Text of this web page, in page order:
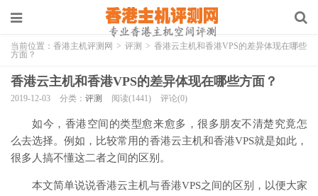
当前位置： 香港主机评测网 > 评测 > 香港云主机和香港VPS的差异体现在哪些
方面？
香港云主机和香港VPS的差异体现在哪些方面？
2019-12-03 分类： 评测 阅读(1441) 评论(0)
如今，香港空间的类型愈来愈多，很多朋友不清楚究竟怎
么去选择。例如，比较常用的香港云主机和香港VPS就是如此，
很多人搞不懂这二者之间的区别。
本文简单说说香港云主机与香港VPS之间的区别，以便大家